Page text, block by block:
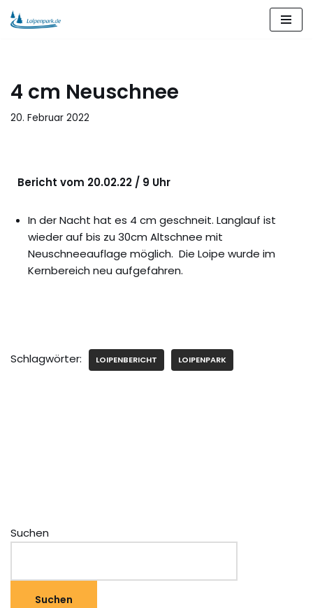
4 cm Neuschnee
20. Februar 2022
Bericht vom 20.02.22 / 9 Uhr
In der Nacht hat es 4 cm geschneit. Langlauf ist
wieder auf bis zu 30cm Altschnee mit
Neuschneeauflage möglich. Die Loipe wurde im
Kernbereich neu aufgefahren.
Schlagwörter: LOIPENBERICHT LOIPENPARK
Suchen
Suchen